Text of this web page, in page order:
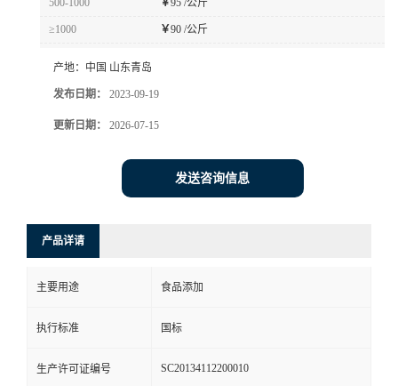
500-1000 ￥95 /公斤
≥1000 ￥90 /公斤
产地： 中国 山东青岛
发布日期： 2023-09-19
更新日期： 2026-07-15
发送咨询信息
产品详请
主要用途 食品添加
执行标准 国标
生产许可证编号 SC20134112200010